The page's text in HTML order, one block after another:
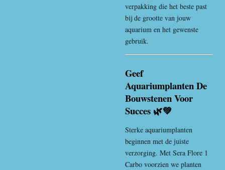
verpakking die het beste past
bij de grootte van jouw
aquarium en het gewenste
gebruik.
Geef
Aquariumplanten De
Bouwstenen Voor
Succes 🌿💚
Sterke aquariumplanten
beginnen met de juiste
verzorging. Met Sera Flore 1
Carbo voorzien we planten